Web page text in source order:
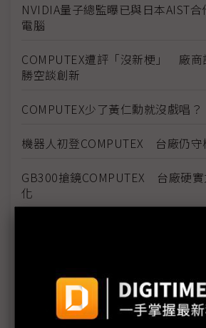
NVIDIA量子總監曝已與日本AIST
電腦
COMPUTEX遭評「沒新梗」 廠商
勝空談創新
COMPUTEX少了黃仁勳就沒戲唱
機器人初登COMPUTEX 台廠仍守
GB300搶鏡COMPUTEX 台廠硬
化
展的Showgirl呢？
Tech666：【產業觀察小教室】